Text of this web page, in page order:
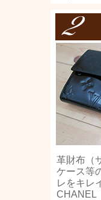
革財布（
ケース等
レをキレ
CHANEL